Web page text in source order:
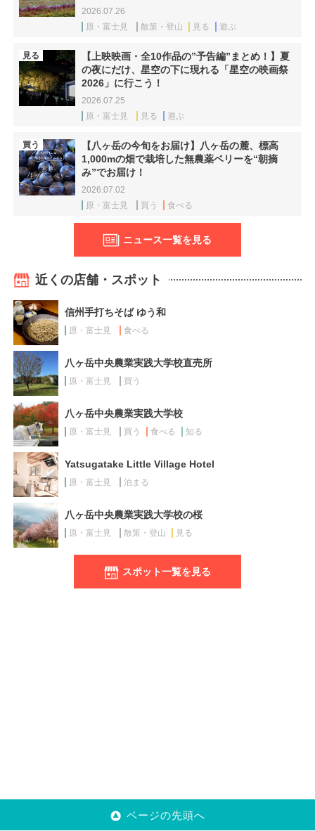
2026.07.26
原・富士見
散策・登山 見る 遊ぶ
見る
【上映映画・全10作品の”予告編”まとめ！】夏
の夜にだけ、星空の下に現れる「星空の映画祭
2026」に行こう！
2026.07.25
原・富士見
見る 遊ぶ
買う
【八ヶ岳の今旬をお届け】八ヶ岳の麓、標高
1,000mの畑で栽培した無農薬ベリーを“朝摘
み”でお届け！
2026.07.02
原・富士見
買う 食べる
ニュース一覧を見る
近くの店舗・スポット
信州手打ちそば ゆう和
原・富士見 食べる
八ヶ岳中央農業実践大学校直売所
原・富士見 買う
八ヶ岳中央農業実践大学校
原・富士見 買う 食べる 知る
Yatsugatake Little Village Hotel
原・富士見 泊まる
八ヶ岳中央農業実践大学校の桜
原・富士見 散策・登山 見る
スポット一覧を見る
ページの先頭へ